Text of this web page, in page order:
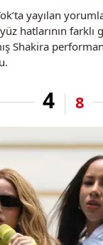
yayılan
hatlarının farklı
Shakira
4 8